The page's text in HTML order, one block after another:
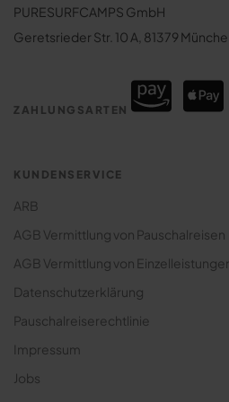
Surfcamps Costa Rica
Surfcamp für Paare
PURESURFCAMPS GmbH
Geretsrieder Str. 10 A, 81379
ZAHLUNGSARTEN
KUNDENSERVICE
ARB
AGB Vermittlung von Pauschalreisen
AGB Vermittlung von
Datenschutzerklärung
Pauschalreiserechtlinie
Impressum
Jobs